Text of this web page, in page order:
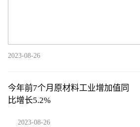
2023-08-26
今年前7个月原材料工业增加值同
比增长5.2%
2023-08-26